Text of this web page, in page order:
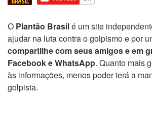
O Plantão Brasilé um site
ajudar na luta contra o golpismo e por
compartilhe com seus amigos e em
Facebook e WhatsApp. Quanto mais
às informações, menos poder terá a
golpista.